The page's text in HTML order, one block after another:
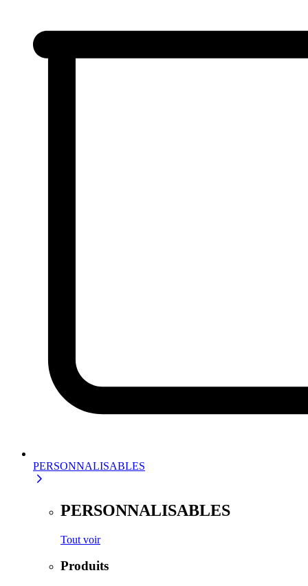
PERSONNALISABLES
PERSONNALISABLES
Tout voir
Produits